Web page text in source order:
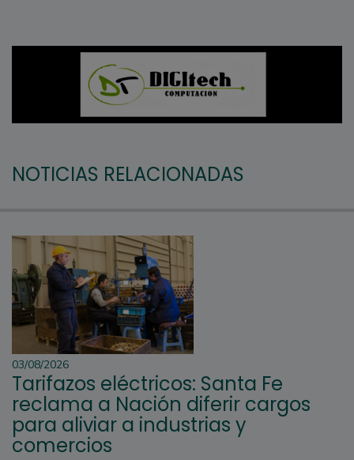
NOTICIAS RELACIONADAS
03/08/2026
Tarifazos eléctricos: Santa Fe
reclama a Nación diferir cargos
para aliviar a industrias y
comercios